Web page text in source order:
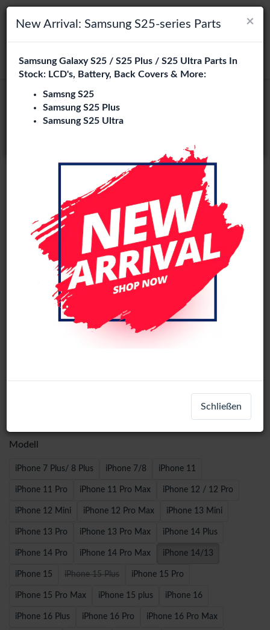
×
Wählen Sie Ihre Sprache
Es sieht so aus, als wären Sie in Vereinigte Staaten
Besuchen Sie
Navigation umschalten
suchen
Login
Wave Leather Book Case iPhone
Modell
iPhone 7 Plus/ 8 Plus iPhone 7/8 iPhone 11
iPhone 11 Pro iPhone 11 Pro Max iPhone 12 / 12 Pro
iPhone 12 Mini iPhone 12 Pro Max iPhone 13 Mini
iPhone 13 Pro iPhone 13 Pro Max iPhone 14 Plus
iPhone 14 Pro iPhone 14 Pro Max iPhone 14/13
iPhone 15 iPhone 15 Plus iPhone 15 Pro
iPhone 15 Pro Max iPhone 15 plus iPhone 16
iPhone 16 Plus iPhone 16 Pro iPhone 16 Pro Max
×
New Arrival: Samsung S25-series Parts
Samsung Galaxy S25 / S25 Plus / S25 Ultra Parts In
Stock: LCD's, Battery, Back Covers & More:
Samsng S25
Samsung S25 Plus
Samsung S25 Ultra
Schließen